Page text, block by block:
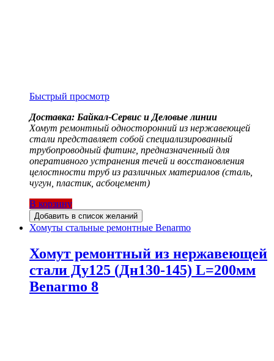
Быстрый просмотр
Доставка: Байкал-Сервис и Деловые линии
Хомут ремонтный односторонний из нержавеющей
стали представляет собой специализированный
трубопроводный фитинг, предназначенный для
оперативного устранения течей и восстановления
целостности труб из различных материалов (сталь,
чугун, пластик, асбоцемент)
В корзину
Добавить в список желаний
Хомуты стальные ремонтные Benarmo
Хомут ремонтный из нержавеющей
стали Ду125 (Дн130-145) L=200мм
Benarmo 8